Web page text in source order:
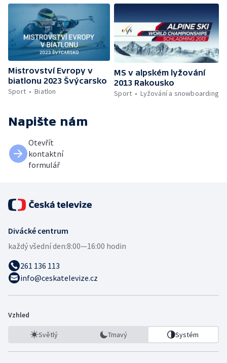
Mistrovství Evropy v
biatlonu 2023 Švýcarsko
Sport
Biatlon
MS v alpském lyžování
2013 Rakousko
Sport
Lyžování a snowboarding
Napište nám
Otevřít
kontaktní
formulář
Divácké centrum
každý všední den:8:00—16:00 hodin
261 136 113
info@ceskatelevize.cz
Vzhled
Světlý Tmavý Systém